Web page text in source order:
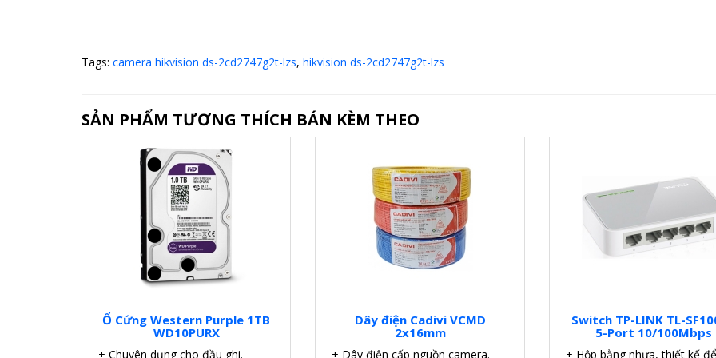
Tags: camera hikvision ds-2cd2747g2t-lzs, hikvision ds-2cd2747g2t-lzs
SẢN PHẨM TƯƠNG THÍCH BÁN KÈM THEO
Ổ Cứng Western Purple 1TB
WD10PURX
+ Chuyên dụng cho đầu ghi.
Dây điện Cadivi VCMD
2x16mm
+ Dây điện cấp nguồn camera.
Switch TP-LINK TL-
5-Port 10/100Mbps
+ Hộp bằng nhựa, thiết kế